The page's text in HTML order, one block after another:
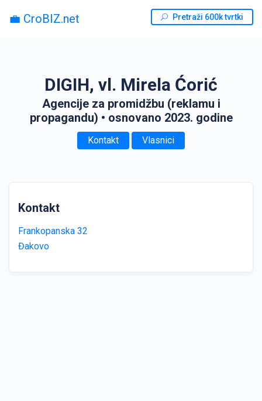
💼 CroBIZ.net Pretraži 600k tvrtki
DIGIH, vl. Mirela Ćorić
Agencije za promidžbu (reklamu i
propagandu) • osnovano 2023. godine
Kontakt Vlasnici
Kontakt
Frankopanska 32
Đakovo